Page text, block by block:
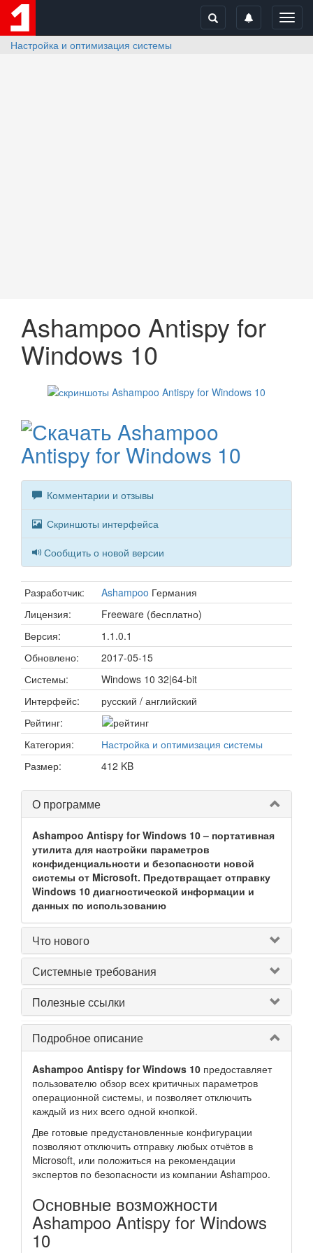
Настройка и оптимизация системы
Ashampoo Antispy for
Windows 10
Комментарии и отзывы
Скриншоты интерфейса
Сообщить о новой версии
Разработчик: Ashampoo Германия
Лицензия:
Freeware (бесплатно)
Версия:
1.1.0.1
Обновлено:
2017-05-15
Системы:
Windows 10 32|64-bit
Интерфейс:
русский / английский
Рейтинг:
Категория:
Настройка и оптимизация системы
Размер:
412 KB
О программе
Ashampoo Antispy for Windows 10 – портативная
утилита для настройки параметров
конфиденциальности и безопасности новой
системы от Microsoft. Предотвращает отправку
Windows 10 диагностической информации и
данных по использованию
Что нового
Системные требования
Полезные ссылки
Подробное описание
Ashampoo Antispy for Windows 10 предоставляет
пользователю обзор всех критичных параметров
операционной системы, и позволяет отключить
каждый из них всего одной кнопкой.
Две готовые предустановленные конфигурации
позволяют отключить отправку любых отчётов в
Microsoft, или положиться на рекомендации
экспертов по безопасности из компании Ashampoo.
Основные возможности
Ashampoo Antispy for Windows
10